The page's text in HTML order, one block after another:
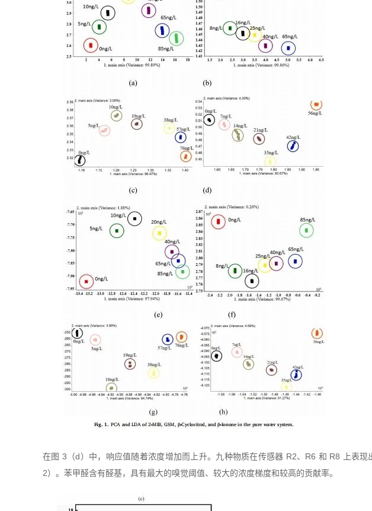
在图 3（d）中，响应值随着浓度增加而上升。九种物质在传感器 R2、R6 和 R8 上表
2）。苯甲醛含有醛基，具有最大的嗅觉阈值、较大的浓度梯度和较高的贡献率。